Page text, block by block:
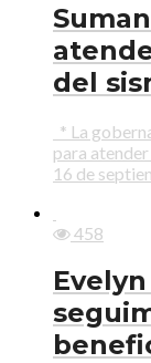
del
* La
para
16 de
458